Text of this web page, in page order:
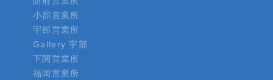
小郡営業所
宇部営業所
Gallery 宇部
下関営業所
福岡営業所